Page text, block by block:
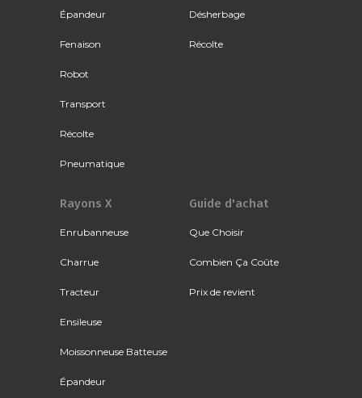
Épandeur
Fenaison
Robot
Transport
Récolte
Pneumatique
Désherbage
Récolte
Rayons X
Enrubanneuse
Charrue
Tracteur
Ensileuse
Moissonneuse Batteuse
Épandeur
Guide d'achat
Que Choisir
Combien Ça Coûte
Prix de revient